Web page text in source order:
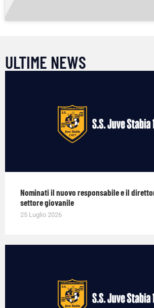
ULTIME NEWS
Nominati il nuovo responsabile e il
settore giovanile
25 Luglio 2026